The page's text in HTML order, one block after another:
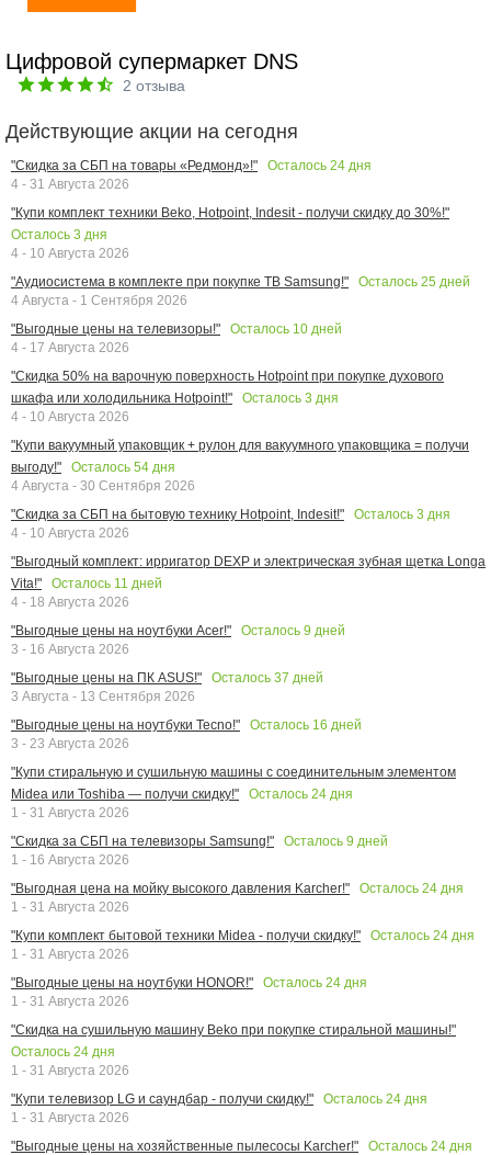
Цифровой супермаркет DNS
2 отзыва
Действующие акции на сегодня
"Скидка за СБП на товары «Редмонд»!" Осталось 24 дня
4 - 31 Августа 2026
"Купи комплект техники Beko, Hotpoint, Indesit - получи скидку до 30%!"
Осталось 3 дня
4 - 10 Августа 2026
"Аудиосистема в комплекте при покупке ТВ Samsung!"
Осталось 25 дней
4 Августа - 1 Сентября 2026
"Выгодные цены на телевизоры!"
Осталось 10 дней
4 - 17 Августа 2026
"Скидка 50% на варочную поверхность Hotpoint при покупке духового
шкафа или холодильника Hotpoint!"
Осталось 3 дня
4 - 10 Августа 2026
"Купи вакуумный упаковщик + рулон для вакуумного упаковщика = получи
выгоду!"
Осталось 54 дня
4 Августа - 30 Сентября 2026
"Скидка за СБП на бытовую технику Hotpoint, Indesit!"
Осталось 3 дня
4 - 10 Августа 2026
"Выгодный комплект: ирригатор DEXP и электрическая зубная щетка Longa
Vita!"
Осталось 11 дней
4 - 18 Августа 2026
"Выгодные цены на ноутбуки Acer!"
Осталось 9 дней
3 - 16 Августа 2026
"Выгодные цены на ПК ASUS!"
Осталось 37 дней
3 Августа - 13 Сентября 2026
"Выгодные цены на ноутбуки Tecno!"
Осталось 16 дней
3 - 23 Августа 2026
"Купи стиральную и сушильную машины с соединительным элементом
Midea или Toshiba — получи скидку!"
Осталось 24 дня
1 - 31 Августа 2026
"Скидка за СБП на телевизоры Samsung!"
Осталось 9 дней
1 - 16 Августа 2026
"Выгодная цена на мойку высокого давления Karcher!"
Осталось 24 дня
1 - 31 Августа 2026
"Купи комплект бытовой техники Midea - получи скидку!"
Осталось 24 дня
1 - 31 Августа 2026
"Выгодные цены на ноутбуки HONOR!"
Осталось 24 дня
1 - 31 Августа 2026
"Скидка на сушильную машину Beko при покупке стиральной машины!"
Осталось 24 дня
1 - 31 Августа 2026
"Купи телевизор LG и саундбар - получи скидку!"
Осталось 24 дня
1 - 31 Августа 2026
"Выгодные цены на хозяйственные пылесосы Karcher!"
Осталось 24 дня